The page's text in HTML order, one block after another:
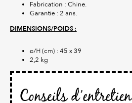
Fabrication : Chine.
Garantie : 2 ans.
DIMENSIONS/POIDS :
ø/H (cm) : 45 x 39
2,2 kg
Conseils d’entretien